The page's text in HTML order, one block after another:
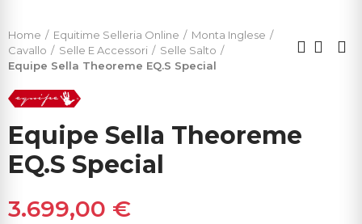
Home Equitime Selleria Online
Monta Inglese
Cavallo
Selle E Accessori
Selle Salto
Equipe Sella Theoreme EQ.S Special
Equipe Sella Theoreme
EQ.S Special
3.699,00 €